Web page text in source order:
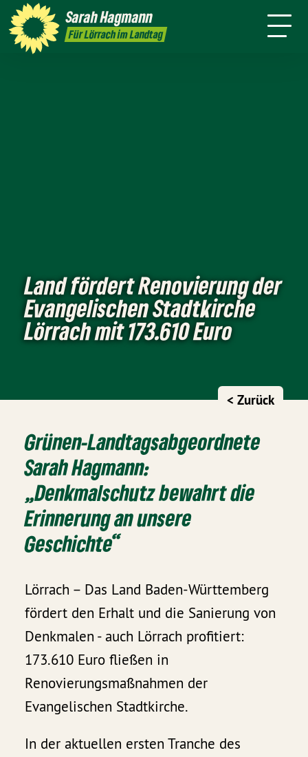
SarahHagmann
Für Lörrach im Landtag
Termine Presse
mich
Land fördert Renovierung der
Evangelischen Stadtkirche
Lörrach mit 173.610 Euro
< Zurück
Grünen-Landtagsabgeordnete
Sarah Hagmann:
„Denkmalschutz bewahrt die
Erinnerung an unsere
Geschichte“
Lörrach – Das Land Baden-Württemberg
fördert den Erhalt und die Sanierung von
Denkmalen - auch Lörrach profitiert:
173.610 Euro fließen in
Renovierungsmaßnahmen der
Evangelischen Stadtkirche.
In der aktuellen ersten Tranche des